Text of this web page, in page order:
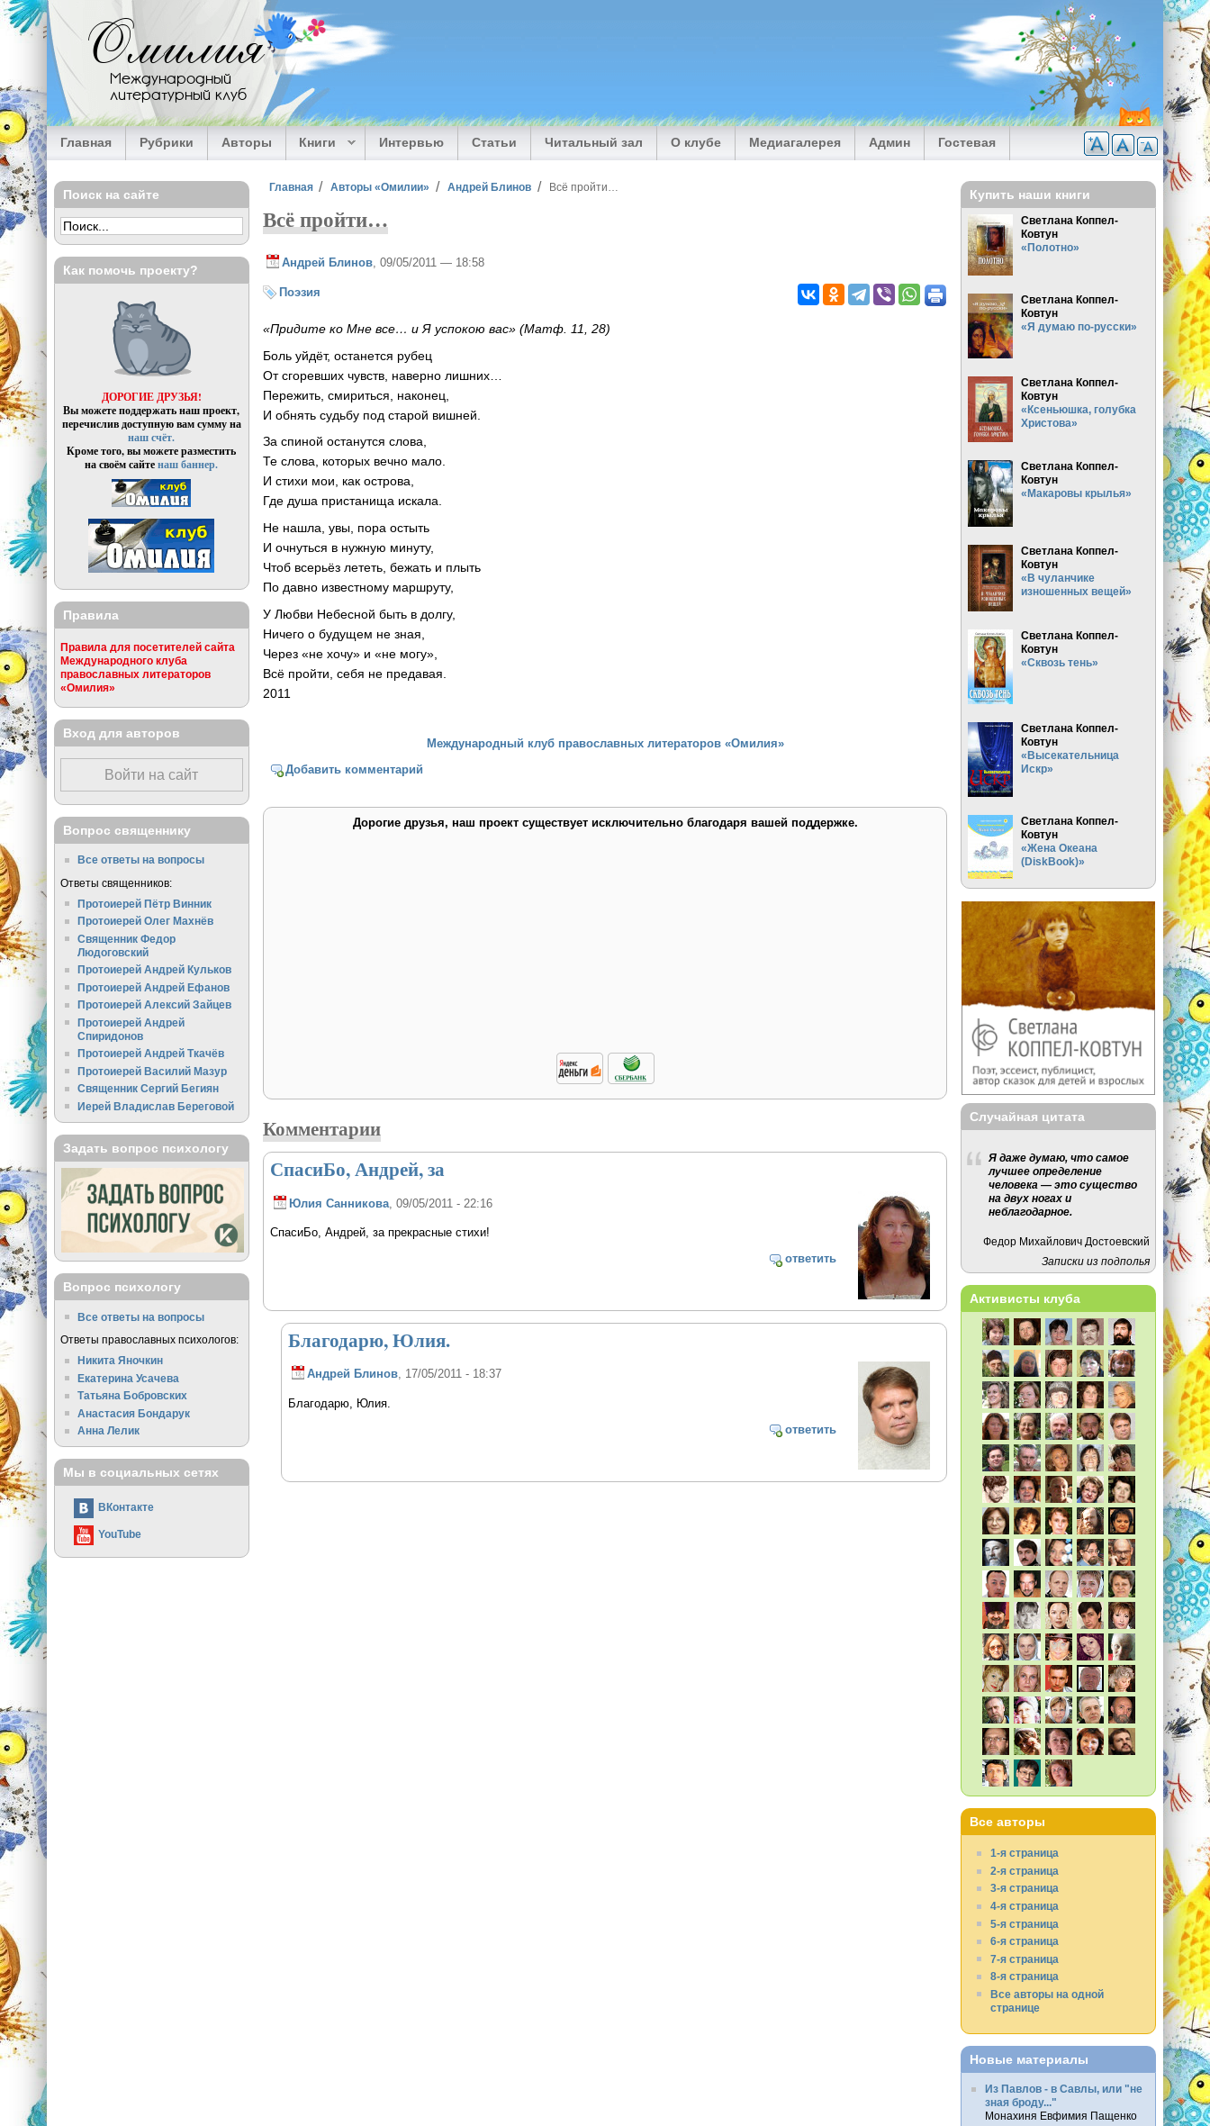
Перейти к основному содержанию
Омилия
Международный
литературный клуб
Главная Рубрики Авторы Книги Интервью Статьи Читальный зал О клубе Медиагалерея Админ Гостевая
Вы здесь
Главная Авторы «Омилии» Андрей Блинов Всё пройти…
Всё пройти…
Андрей Блинов , 09/05/2011 — 18:58
Поэзия
«Придите ко Мне все… и Я успокою вас» (Матф. 11, 28)
Боль уйдёт, останется рубец
От сгоревших чувств, наверно лишних…
Пережить, смириться, наконец,
И обнять судьбу под старой вишней.
За спиной останутся слова,
Те слова, которых вечно мало.
И стихи мои, как острова,
Где душа пристанища искала.
Не нашла, увы, пора остыть
И очнуться в нужную минуту,
Чтоб всерьёз лететь, бежать и плыть
По давно известному маршруту,
У Любви Небесной быть в долгу,
Ничего о будущем не зная,
Через «не хочу» и «не могу»,
Всё пройти, себя не предавая.
2011
Международный клуб православных литераторов «Омилия»
Добавить комментарий
Дорогие друзья, наш проект существует исключительно благодаря вашей поддержке.
Комментарии
СпасиБо, Андрей, за
Юлия Санникова, 09/05/2011 - 22:16
СпасиБо, Андрей, за прекрасные стихи!
ответить
Благодарю, Юлия.
Андрей Блинов, 17/05/2011 - 18:37
Благодарю, Юлия.
ответить
Поиск на сайте
Как помочь проекту?
ДОРОГИЕ ДРУЗЬЯ!
Вы можете поддержать наш проект,
перечислив доступную вам сумму на
наш счёт.
Кроме того, вы можете разместить
на своём сайтенаш баннер.
Правила
Правила для посетителей сайта
Международного клуба
православных литераторов
«Омилия»
Вход для авторов
Войти на сайт
Вопрос священнику
Все ответы на вопросы
Ответы священников:
Протоиерей Пётр Винник
Протоиерей Олег Махнёв
Священник Федор
Людоговский
Протоиерей Андрей Кульков
Протоиерей Андрей Ефанов
Протоиерей Алексий Зайцев
Протоиерей Андрей
Спиридонов
Протоиерей Андрей Ткачёв
Протоиерей Василий Мазур
Священник Сергий Бегиян
Иерей Владислав Береговой
Задать вопрос психологу
Вопрос психологу
Все ответы на вопросы
Ответы православных психологов:
Никита Яночкин
Екатерина Усачева
Татьяна Бобровских
Анастасия Бондарук
Анна Лелик
Мы в социальных сетях
ВКонтакте
YouTube
Купить наши книги
Светлана Коппел-
Ковтун
«Полотно»
Светлана Коппел-
Ковтун
«Я думаю по-русски»
Светлана Коппел-
Ковтун
«Ксеньюшка, голубка
Христова»
Светлана Коппел-
Ковтун
«Макаровы крылья»
Светлана Коппел-
Ковтун
«В чуланчике
изношенных вещей»
Светлана Коппел-
Ковтун
«Сквозь тень»
Светлана Коппел-
Ковтун
«Высекательница
Искр»
Светлана Коппел-
Ковтун
«Жена Океана
(DiskBook)»
Случайная цитата
Я даже думаю, что самое
лучшее определение
человека — это существо
на двух ногах и
неблагодарное.
Федор Михайлович Достоевский
Записки из подполья
Активисты клуба
Все авторы
1-я страница
2-я страница
3-я страница
4-я страница
5-я страница
6-я страница
7-я страница
8-я страница
Все авторы на одной
странице
Новые материалы
Из Павлов - в Савлы, или "не
зная броду..."
Монахиня Евфимия Пащенко